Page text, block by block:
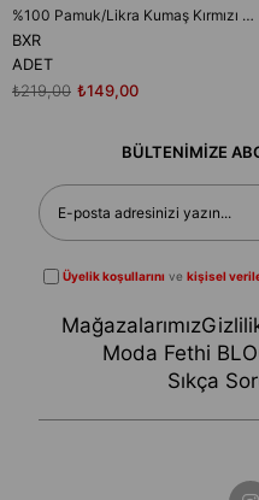
%100 Pamuk/Likra Kumaş Kırmızı Çiçekli Boxer
BXR
ADET
₺149,00
₺219,00
BÜLTENİMİZE
Üyelik koşullarını vekişisel
Mağazalarımız
Moda Fethi
Sıkça